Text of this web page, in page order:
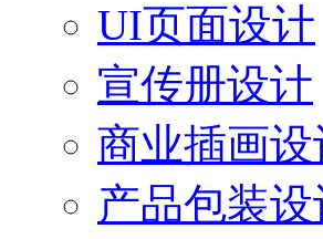
UI页面设计
宣传册设计
商业插画设
产品包装设